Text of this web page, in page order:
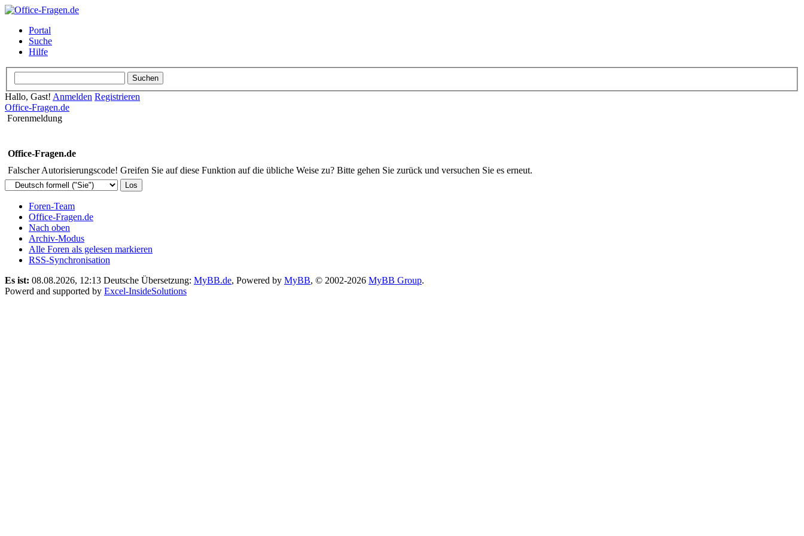
Portal
Suche
Hilfe
Hallo, Gast! Anmelden Registrieren
Office-Fragen.de
Forenmeldung
Office-Fragen.de
Falscher Autorisierungscode! Greifen Sie auf diese Funktion auf die übliche Weise zu? Bitte gehen Sie zurück und versuchen Sie es erneut.
Foren-Team
Office-Fragen.de
Nach oben
Archiv-Modus
Alle Foren als gelesen markieren
RSS-Synchronisation
Es ist: 08.08.2026, 12:13 Deutsche Übersetzung: MyBB.de, Powered by MyBB, © 2002-2026 MyBB Group.
Powerd and supported by Excel-InsideSolutions